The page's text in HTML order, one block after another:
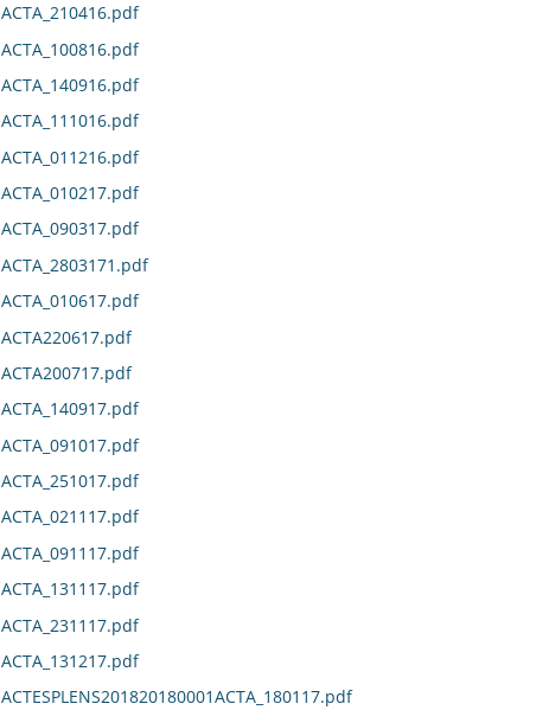
ACTA_210416.pdf
ACTA_100816.pdf
ACTA_140916.pdf
ACTA_111016.pdf
ACTA_011216.pdf
ACTA_010217.pdf
ACTA_090317.pdf
ACTA_2803171.pdf
ACTA_010617.pdf
ACTA220617.pdf
ACTA200717.pdf
ACTA_140917.pdf
ACTA_091017.pdf
ACTA_251017.pdf
ACTA_021117.pdf
ACTA_091117.pdf
ACTA_131117.pdf
ACTA_231117.pdf
ACTA_131217.pdf
ACTESPLENS201820180001ACTA_180117.pdf